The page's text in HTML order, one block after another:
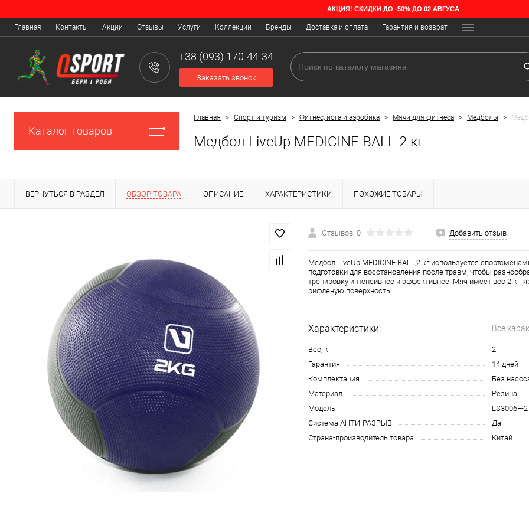
АКЦИЯ! СКИДКИ ДО -50% ДО 02 АВГУСА
Главная Контакты Акции Отзывы Услуги Коллекции Бренды Доставка и оплата Гарантия и возврат
+38 (093) 170-44-34
Заказать звонок
Каталог товаров
Главная > Спорт и туризм > Фитнес, йога и аэробика > Мячи для фитнеса > Медболы >
Медбол LiveUp MEDICINE BALL 2 кг
ВЕРНУТЬСЯ В РАЗДЕЛ ОБЗОР ТОВАРА ОПИСАНИЕ ХАРАКТЕРИСТИКИ ПОХОЖИЕ ТОВАРЫ
Отзывов: 0 Добавить отзыв
Медбол LiveUp MEDICINE BALL,2 кг используется
подготовки для восстановления после травм, чтобы
тренировку интенсивнее и эффективнее. Мяч имеет вес 2 кг,
рифленую поверхность.
Характеристики: Все
Вес, кг
2
Гарантия
14 дней
Комплектация
Без
Материал
Резина
Модель
LS3006F-2
Система АНТИ-РАЗРЫВ
Да
Страна-производитель товара
Китай